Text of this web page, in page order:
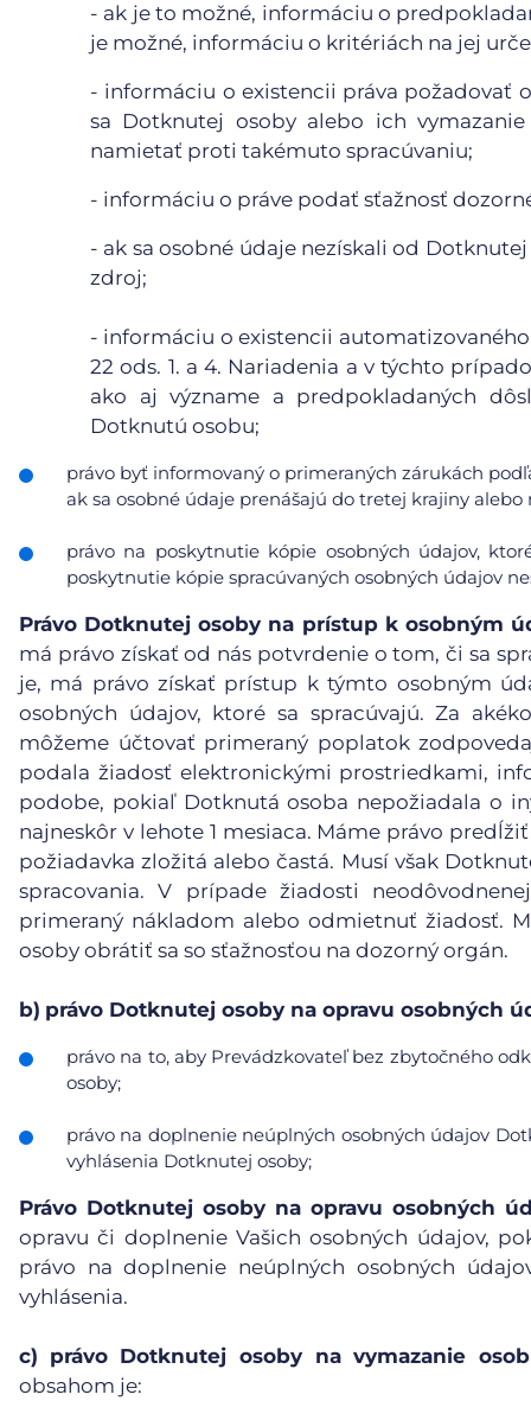
- ak je to možné, informáciu o
je možné, informáciu o kritériách na jej
- informáciu o existencii práva požadovať
sa Dotknutej osoby alebo ich
namietať proti takémuto spracúvaniu;
- informáciu o práve podať sťažnosť
- ak sa osobné údaje nezískali od
zdroj;
- informáciu o existencii
22 ods. 1. a 4. Nariadenia a v týchto
ako aj význame a predpokladaných
Dotknutú osobu;
právo byť informovaný o primeraných zárukách
ak sa osobné údaje prenášajú do tretej krajiny
právo na poskytnutie kópie osobných údajov,
poskytnutie kópie spracúvaných osobných údajov
Právo Dotknutej osoby na prístup k osobným
má právo získať od nás potvrdenie o tom, či sa
je, má právo získať prístup k týmto osobným
osobných údajov, ktoré sa spracúvajú. Za
môžeme účtovať primeraný poplatok
podala žiadosť elektronickými prostriedkami,
podobe, pokiaľ Dotknutá osoba nepožiadala o
najneskôr v lehote 1 mesiaca. Máme právo
požiadavka zložitá alebo častá. Musí však
spracovania. V prípade žiadosti
primeraný nákladom alebo odmietnuť žiadosť.
osoby obrátiť sa so sťažnosťou na dozorný orgán.
b) právo Dotknutej osoby na opravu osobných
právo na to, aby Prevádzkovateľ bez zbytočného
osoby;
právo na doplnenie neúplných osobných údajov
vyhlásenia Dotknutej osoby;
Právo Dotknutej osoby na opravu osobných
opravu či doplnenie Vašich osobných údajov,
právo na doplnenie neúplných osobných
vyhlásenia.
c) právo Dotknutej osoby na vymazanie
obsahom je: